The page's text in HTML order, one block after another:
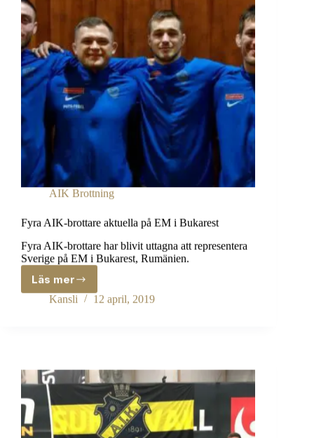
AIK Brottning
Fyra AIK-brottare aktuella på EM i Bukarest
Fyra AIK-brottare har blivit uttagna att representera
Sverige på EM i Bukarest, Rumänien.
Läs mer
Fyra
AIK-
Bukarest
Kansli 12 april, 2019